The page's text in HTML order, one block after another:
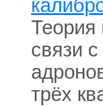
Теория
связи
трёх